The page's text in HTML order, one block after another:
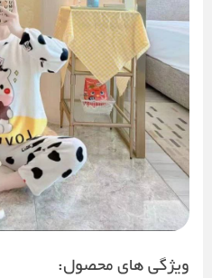
ویژگی های محصول: